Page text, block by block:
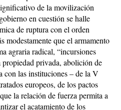
de la movilización
en cuestión se halle
de ruptura con el orden
modestamente que el armamento
agraria radical, “incursiones
propiedad privada, abolición de
con las instituciones – de la V
europeos, de los pactos
la relación de fuerza permita a
el acatamiento de los